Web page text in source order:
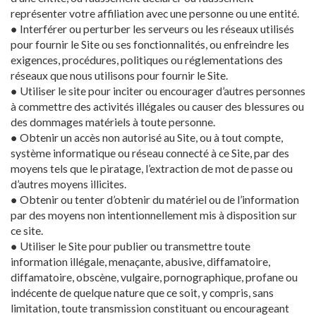
représenter votre affiliation avec une personne ou une entité.
● Interférer ou perturber les serveurs ou les réseaux utilisés
pour fournir le Site ou ses fonctionnalités, ou enfreindre les
exigences, procédures, politiques ou réglementations des
réseaux que nous utilisons pour fournir le Site.
● Utiliser le site pour inciter ou encourager d’autres personnes
à commettre des activités illégales ou causer des blessures ou
des dommages matériels à toute personne.
● Obtenir un accès non autorisé au Site, ou à tout compte,
système informatique ou réseau connecté à ce Site, par des
moyens tels que le piratage, l’extraction de mot de passe ou
d’autres moyens illicites.
● Obtenir ou tenter d’obtenir du matériel ou de l’information
par des moyens non intentionnellement mis à disposition sur
ce site.
● Utiliser le Site pour publier ou transmettre toute
information illégale, menaçante, abusive, diffamatoire,
diffamatoire, obscène, vulgaire, pornographique, profane ou
indécente de quelque nature que ce soit, y compris, sans
limitation, toute transmission constituant ou encourageant